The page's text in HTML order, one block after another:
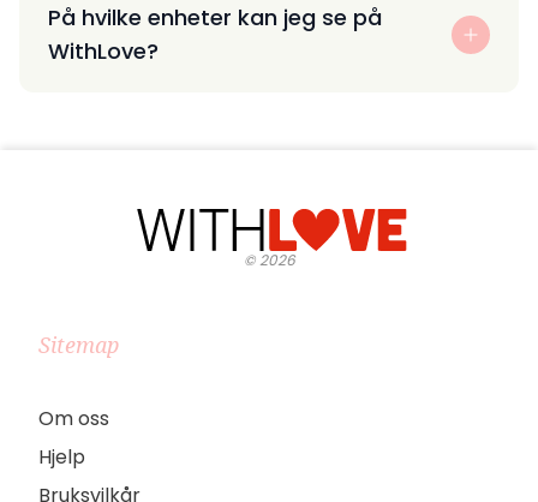
På hvilke enheter kan jeg se på
WithLove?
©2026
Sitemap
Om oss
Hjelp
Bruksvilkår